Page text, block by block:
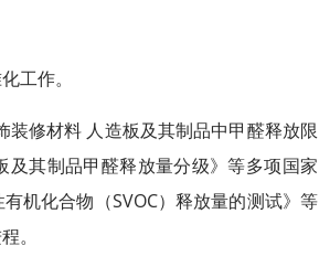
工作。
装修材料 人造板及其制品中甲醛释放限
及其制品甲醛释放量分级》等多项国家
机化合物（SVOC）释放量的测试》等
。